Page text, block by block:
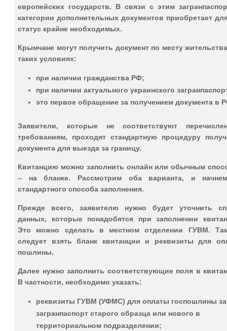
европейских государств. В связи с этим
категории дополнительных документов приобретает
статус крайне необходимых.
Крымчане могут получить документ по месту
таких условиях:
при наличии гражданства РФ;
при наличии актуального украинского
это первое обращение за получением документа в
Заявители, которые не соответствуют
требованиям, проходят стандартную процедуру
документа для выезда за границу.
Квитанцию можно заполнить онлайн или обычным
– на бланке. Рассмотрим оба варианта, и
стандартного способа заполнения.
Прежде всего, заявителю нужно будет уточнить
данных, которые понадобятся при заполнении
Это можно сделать в местном отделении ГУВМ.
следует взять бланк квитанции и реквизиты для
пошлины.
Далее нужно заполнить соответствующие поля в
В частности, необходимо указать:
реквизиты ГУВМ (УФМС) для оплаты госпошлины за
загранпаспорт старого образца или нового в
территориальном подразделении;